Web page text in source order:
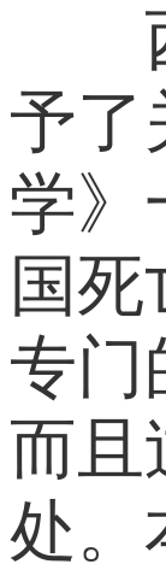
西
予了
学》
国
专门
而且
处。